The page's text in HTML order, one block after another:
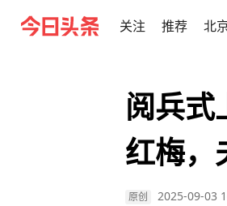
关注 推荐 北
阅兵式
红梅，
原创 2025-09-03